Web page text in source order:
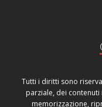
Tutti i diritti sono
parziale, dei
memorizzazione,